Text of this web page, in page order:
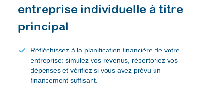
entreprise individuelle à titre
principal
Réfléchissez à la planification financière de votre
entreprise: simulez vos revenus, répertoriez vos
dépenses et vérifiez si vous avez prévu un
financement suffisant.